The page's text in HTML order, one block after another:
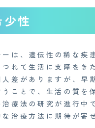
性
は、遺伝性の稀な疾
れて生活に支障をき
差がありますが、早
ことで、生活の質を
療法の研究が進行中
治療方法に期待が寄